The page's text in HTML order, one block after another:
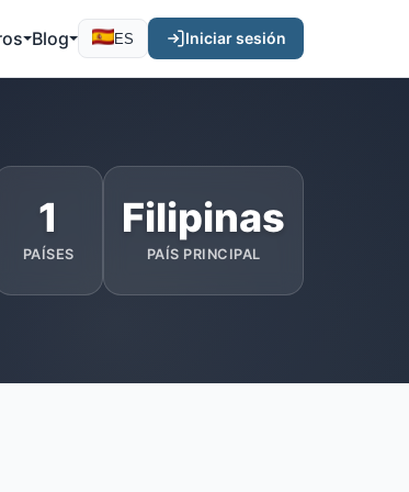
Blog ES Iniciar sesión
1
PAÍSES
Filipinas
PAÍS PRINCIPAL